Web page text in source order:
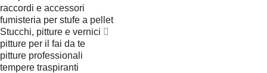
raccordi e accessori
fumisteria per stufe a pellet
Stucchi, pitture e vernici
pitture per il fai da te
pitture professionali
tempere traspiranti